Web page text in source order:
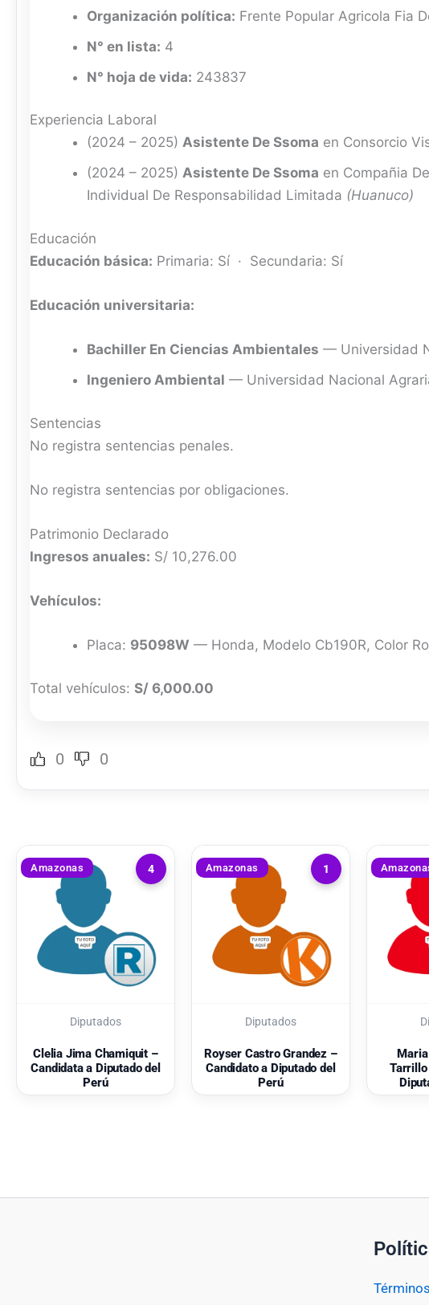
Organización política: Frente Popular Agricola Fia
N° en lista: 4
N° hoja de vida: 243837
Experiencia Laboral
(2024 – 2025) Asistente De Ssoma en Consorcio
(2024 – 2025) Asistente De Ssoma en Compañia
Individual De Responsabilidad Limitada (Huanuco)
Educación
Educación básica: Primaria: Sí · Secundaria: Sí
Educación universitaria:
Bachiller En Ciencias Ambientales — Universidad
Ingeniero Ambiental — Universidad Nacional
Sentencias
No registra sentencias penales.
No registra sentencias por obligaciones.
Patrimonio Declarado
Ingresos anuales: S/ 10,276.00
Vehículos:
Placa: 95098W — Honda, Modelo Cb190R, Color
Total vehículos: S/ 6,000.00
0 0
4
Amazonas
Diputados
Clelia Jima Chamiquit –
Candidata a Diputado del
Perú
1
Amazonas
Diputados
Royser Castro Grandez –
Candidato a Diputado del
Perú
Tarrillo